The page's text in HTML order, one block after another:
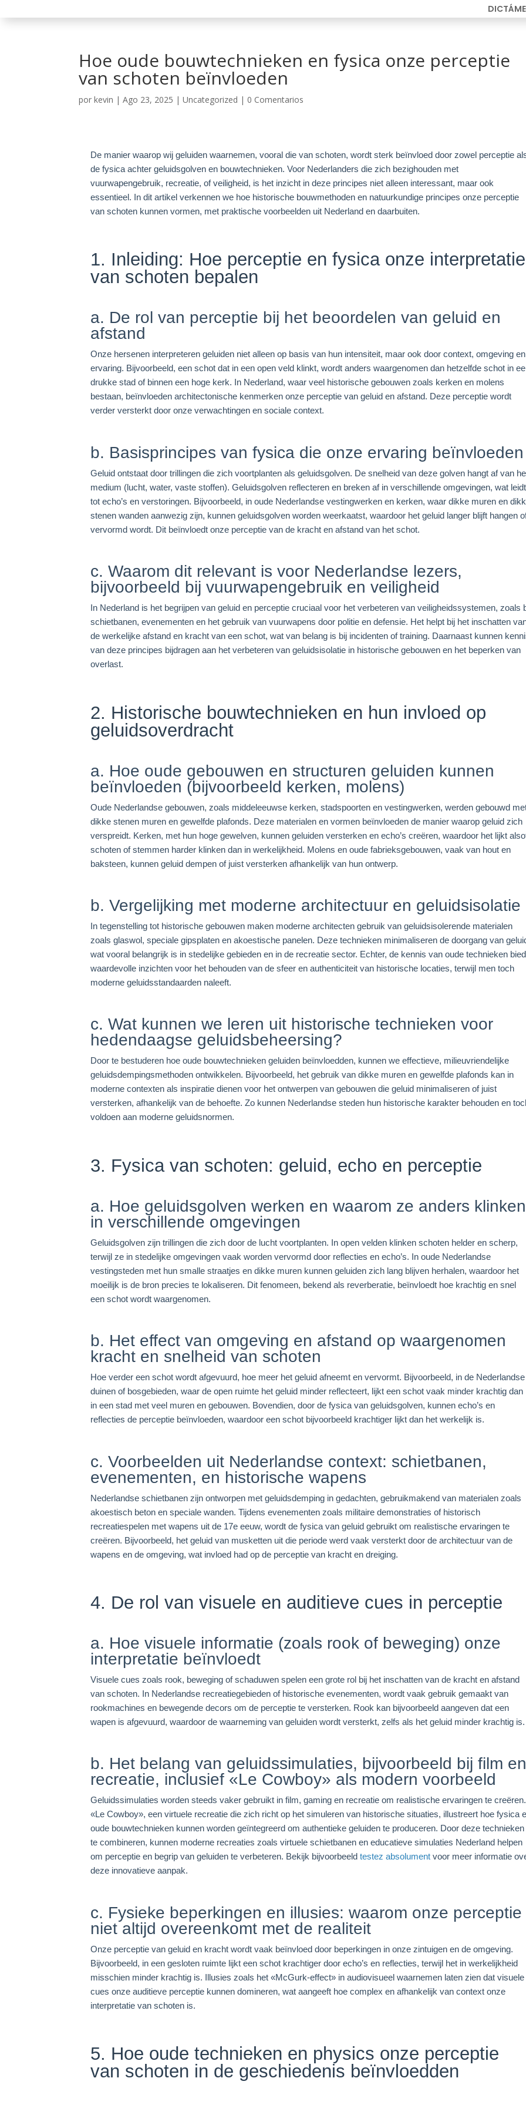
Hoe oude bouwtechnieken en fysica onze perceptie
van schoten beïnvloeden
porkevin |Ago 23, 2025 |Uncategorized | 0 Comentarios
De manier waarop wij geluiden waarnemen, vooral die van schoten, wordt sterk beïnvloed door zowel perceptie
de fysica achter geluidsgolven en bouwtechnieken. Voor Nederlanders die zich bezighouden met
vuurwapengebruik, recreatie, of veiligheid, is het inzicht in deze principes niet alleen interessant, maar ook
essentieel. In dit artikel verkennen we hoe historische bouwmethoden en natuurkundige principes onze perceptie
van schoten kunnen vormen, met praktische voorbeelden uit Nederland en daarbuiten.
1. Inleiding: Hoe perceptie en fysica onze interpretatie
van schoten bepalen
a. De rol van perceptie bij het beoordelen van geluid en
afstand
Onze hersenen interpreteren geluiden niet alleen op basis van hun intensiteit, maar ook door context, omgeving en
ervaring. Bijvoorbeeld, een schot dat in een open veld klinkt, wordt anders waargenomen dan hetzelfde schot in
drukke stad of binnen een hoge kerk. In Nederland, waar veel historische gebouwen zoals kerken en molens
bestaan, beïnvloeden architectonische kenmerken onze perceptie van geluid en afstand. Deze perceptie wordt
verder versterkt door onze verwachtingen en sociale context.
b. Basisprincipes van fysica die onze ervaring beïnvloeden
Geluid ontstaat door trillingen die zich voortplanten als geluidsgolven. De snelheid van deze golven hangt af van
medium (lucht, water, vaste stoffen). Geluidsgolven reflecteren en breken af in verschillende omgevingen, wat leidt
tot echo’s en verstoringen. Bijvoorbeeld, in oude Nederlandse vestingwerken en kerken, waar dikke muren en
stenen wanden aanwezig zijn, kunnen geluidsgolven worden weerkaatst, waardoor het geluid langer blijft hangen
vervormd wordt. Dit beïnvloedt onze perceptie van de kracht en afstand van het schot.
c. Waarom dit relevant is voor Nederlandse lezers,
bijvoorbeeld bij vuurwapengebruik en veiligheid
In Nederland is het begrijpen van geluid en perceptie cruciaal voor het verbeteren van veiligheidssystemen, zoals
schietbanen, evenementen en het gebruik van vuurwapens door politie en defensie. Het helpt bij het inschatten
de werkelijke afstand en kracht van een schot, wat van belang is bij incidenten of training. Daarnaast kunnen
van deze principes bijdragen aan het verbeteren van geluidsisolatie in historische gebouwen en het beperken van
overlast.
2. Historische bouwtechnieken en hun invloed op
geluidsoverdracht
a. Hoe oude gebouwen en structuren geluiden kunnen
beïnvloeden (bijvoorbeeld kerken, molens)
Oude Nederlandse gebouwen, zoals middeleeuwse kerken, stadspoorten en vestingwerken, werden gebouwd
dikke stenen muren en gewelfde plafonds. Deze materialen en vormen beïnvloeden de manier waarop geluid zich
verspreidt. Kerken, met hun hoge gewelven, kunnen geluiden versterken en echo’s creëren, waardoor het lijkt
schoten of stemmen harder klinken dan in werkelijkheid. Molens en oude fabrieksgebouwen, vaak van hout en
baksteen, kunnen geluid dempen of juist versterken afhankelijk van hun ontwerp.
b. Vergelijking met moderne architectuur en geluidsisolatie
In tegenstelling tot historische gebouwen maken moderne architecten gebruik van geluidsisolerende materialen
zoals glaswol, speciale gipsplaten en akoestische panelen. Deze technieken minimaliseren de doorgang van
wat vooral belangrijk is in stedelijke gebieden en in de recreatie sector. Echter, de kennis van oude technieken
waardevolle inzichten voor het behouden van de sfeer en authenticiteit van historische locaties, terwijl men toch
moderne geluidsstandaarden naleeft.
c. Wat kunnen we leren uit historische technieken voor
hedendaagse geluidsbeheersing?
Door te bestuderen hoe oude bouwtechnieken geluiden beïnvloedden, kunnen we effectieve, milieuvriendelijke
geluidsdempingsmethoden ontwikkelen. Bijvoorbeeld, het gebruik van dikke muren en gewelfde plafonds kan in
moderne contexten als inspiratie dienen voor het ontwerpen van gebouwen die geluid minimaliseren of juist
versterken, afhankelijk van de behoefte. Zo kunnen Nederlandse steden hun historische karakter behouden en
voldoen aan moderne geluidsnormen.
3. Fysica van schoten: geluid, echo en perceptie
a. Hoe geluidsgolven werken en waarom ze anders klinken
in verschillende omgevingen
Geluidsgolven zijn trillingen die zich door de lucht voortplanten. In open velden klinken schoten helder en scherp,
terwijl ze in stedelijke omgevingen vaak worden vervormd door reflecties en echo’s. In oude Nederlandse
vestingsteden met hun smalle straatjes en dikke muren kunnen geluiden zich lang blijven herhalen, waardoor het
moeilijk is de bron precies te lokaliseren. Dit fenomeen, bekend als reverberatie, beïnvloedt hoe krachtig en snel
een schot wordt waargenomen.
b. Het effect van omgeving en afstand op waargenomen
kracht en snelheid van schoten
Hoe verder een schot wordt afgevuurd, hoe meer het geluid afneemt en vervormt. Bijvoorbeeld, in de Nederlandse
duinen of bosgebieden, waar de open ruimte het geluid minder reflecteert, lijkt een schot vaak minder krachtig dan
in een stad met veel muren en gebouwen. Bovendien, door de fysica van geluidsgolven, kunnen echo’s en
reflecties de perceptie beïnvloeden, waardoor een schot bijvoorbeeld krachtiger lijkt dan het werkelijk is.
c. Voorbeelden uit Nederlandse context: schietbanen,
evenementen, en historische wapens
Nederlandse schietbanen zijn ontworpen met geluidsdemping in gedachten, gebruikmakend van materialen zoals
akoestisch beton en speciale wanden. Tijdens evenementen zoals militaire demonstraties of historisch
recreatiespelen met wapens uit de 17e eeuw, wordt de fysica van geluid gebruikt om realistische ervaringen te
creëren. Bijvoorbeeld, het geluid van musketten uit die periode werd vaak versterkt door de architectuur van de
wapens en de omgeving, wat invloed had op de perceptie van kracht en dreiging.
4. De rol van visuele en auditieve cues in perceptie
a. Hoe visuele informatie (zoals rook of beweging) onze
interpretatie beïnvloedt
Visuele cues zoals rook, beweging of schaduwen spelen een grote rol bij het inschatten van de kracht en afstand
van schoten. In Nederlandse recreatiegebieden of historische evenementen, wordt vaak gebruik gemaakt van
rookmachines en bewegende decors om de perceptie te versterken. Rook kan bijvoorbeeld aangeven dat een
wapen is afgevuurd, waardoor de waarneming van geluiden wordt versterkt, zelfs als het geluid minder krachtig is.
b. Het belang van geluidssimulaties, bijvoorbeeld bij film
recreatie, inclusief «Le Cowboy» als modern voorbeeld
Geluidssimulaties worden steeds vaker gebruikt in film, gaming en recreatie om realistische ervaringen te creëren.
«Le Cowboy», een virtuele recreatie die zich richt op het simuleren van historische situaties, illustreert hoe fysica
oude bouwtechnieken kunnen worden geïntegreerd om authentieke geluiden te produceren. Door deze technieken
te combineren, kunnen moderne recreaties zoals virtuele schietbanen en educatieve simulaties Nederland helpen
om perceptie en begrip van geluiden te verbeteren. Bekijk bijvoorbeeldtestez absolument voor meer informatie
deze innovatieve aanpak.
c. Fysieke beperkingen en illusies: waarom onze perceptie
niet altijd overeenkomt met de realiteit
Onze perceptie van geluid en kracht wordt vaak beïnvloed door beperkingen in onze zintuigen en de omgeving.
Bijvoorbeeld, in een gesloten ruimte lijkt een schot krachtiger door echo’s en reflecties, terwijl het in werkelijkheid
misschien minder krachtig is. Illusies zoals het «McGurk-effect» in audiovisueel waarnemen laten zien dat visuele
cues onze auditieve perceptie kunnen domineren, wat aangeeft hoe complex en afhankelijk van context onze
interpretatie van schoten is.
5. Hoe oude technieken en physics onze perceptie
van schoten in de geschiedenis beïnvloedden